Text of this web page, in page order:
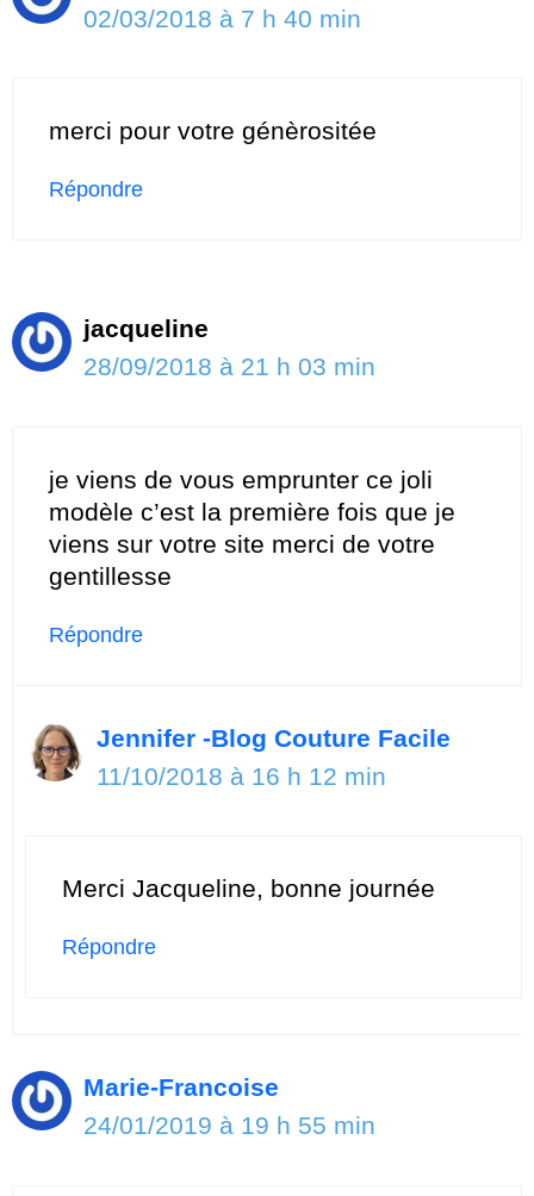
02/03/2018 à 7 h 40 min
merci pour votre génèrositée
Répondre
jacqueline
28/09/2018 à 21 h 03 min
je viens de vous emprunter ce joli
modèle c’est la première fois que je
viens sur votre site merci de votre
gentillesse
Répondre
Jennifer -Blog Couture Facile
11/10/2018 à 16 h 12 min
Merci Jacqueline, bonne journée
Répondre
Marie-Francoise
24/01/2019 à 19 h 55 min